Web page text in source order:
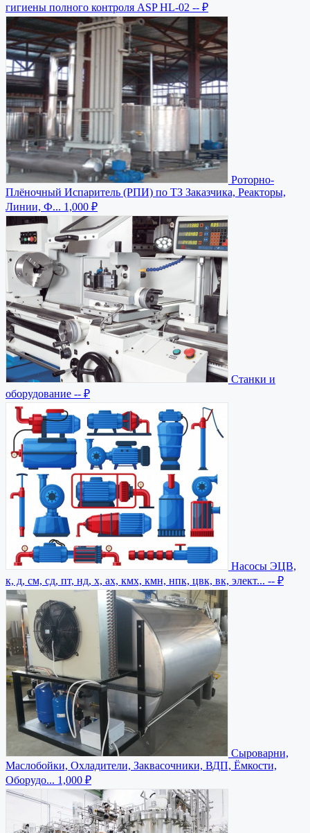
гигиены полного контроля ASP HL-02 -- ₽
Роторно-
Плёночный Испаритель (РПИ) по ТЗ Заказчика, Реакторы,
Линии, Ф... 1,000 ₽
Станки и
оборудование -- ₽
Насосы ЭЦВ,
к, д, см, сд, пт, нд, х, ах, кмх, кмн, нпк, цвк, вк, элект... -- ₽
Сыроварни,
Маслобойки, Охладители, Заквасочники, ВДП, Ёмкости,
Оборудо... 1,000 ₽